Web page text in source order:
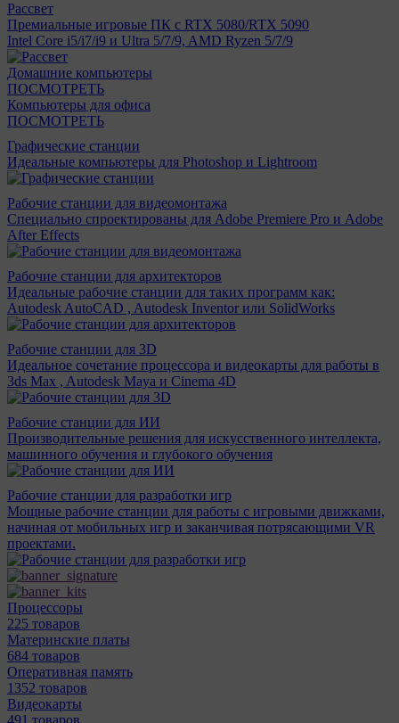
Рассвет
Премиальные игровые ПК с RTX 5080/RTX 5090
Intel Core i5/i7/i9 и Ultra 5/7/9, AMD Ryzen 5/7/9
Домашние компьютеры
ПОСМОТРЕТЬ
Компьютеры для офиса
ПОСМОТРЕТЬ
Графические станции
Идеальные компьютеры для Photoshop и Lightroom
Рабочие станции для видеомонтажа
Специально спроектированы для Adobe Premiere Pro и Adobe
After Effects
Рабочие станции для архитекторов
Идеальные рабочие станции для таких программ как:
Autodesk AutoCAD , Autodesk Inventor или SolidWorks
Рабочие станции для 3D
Идеальное сочетание процессора и видеокарты для работы в
3ds Max , Autodesk Maya и Cinema 4D
Рабочие станции для ИИ
Производительные решения для искусственного интеллекта,
машинного обучения и глубокого обучения
Рабочие станции для разработки игр
Мощные рабочие станции для работы с игровыми движками,
начиная от мобильных игр и заканчивая потрясающими VR
проектами.
Процессоры
225 товаров
Материнcкие платы
684 товаров
Оперативная память
1352 товаров
Видеокарты
491 товаров